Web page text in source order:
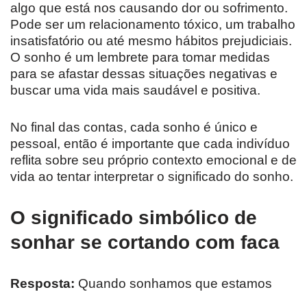
algo que está nos causando dor ou sofrimento.
Pode ser um relacionamento tóxico, um trabalho
insatisfatório ou até mesmo hábitos prejudiciais.
O sonho é um lembrete para tomar medidas
para se afastar dessas situações negativas e
buscar uma vida mais saudável e positiva.
No final das contas, cada sonho é único e
pessoal, então é importante que cada indivíduo
reflita sobre seu próprio contexto emocional e de
vida ao tentar interpretar o significado do sonho.
O significado simbólico de
sonhar se cortando com faca
Resposta: Quando sonhamos que estamos